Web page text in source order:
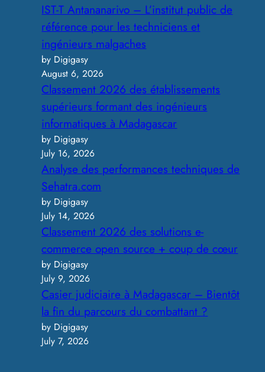
IST-T Antananarivo – L’institut public de
référence pour les techniciens et
ingénieurs malgaches
by Digigasy
August 6, 2026
Classement 2026 des établissements
supérieurs formant des ingénieurs
informatiques à Madagascar
by Digigasy
July 16, 2026
Analyse des performances techniques de
Sehatra.com
by Digigasy
July 14, 2026
Classement 2026 des solutions e-
commerce open source + coup de cœur
by Digigasy
July 9, 2026
Casier judiciaire à Madagascar – Bientôt
la fin du parcours du combattant ?
by Digigasy
July 7, 2026